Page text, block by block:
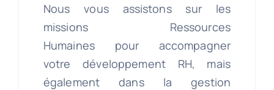
Nous vous assistons sur les
missions Ressources
Humaines pour accompagner
votre développement RH, mais
également dans la gestion